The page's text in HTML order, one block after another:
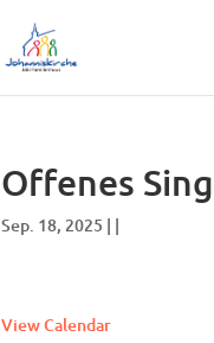
Offenes
Sep. 18, 2025 | |
View Calendar